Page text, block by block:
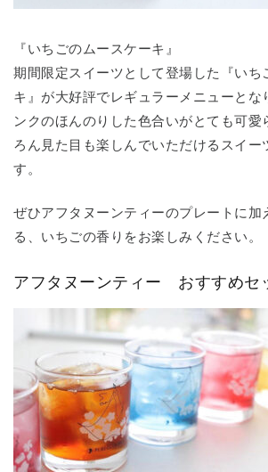
『いちごのムースケーキ』
期間限定スイーツとして登場した『いち
キ』が大好評でレギュラーメニューとな
ンクのほんのりした色合いがとても可愛
ろん見た目も楽しんでいただけるスイー
す。
ぜひアフタヌーンティーのプレートに加
る、いちごの香りをお楽しみください。
アフタヌーンティー おすすめセ